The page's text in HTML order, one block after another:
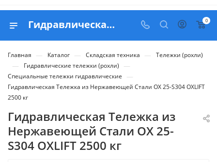
Гидравлическая Тележка из Нержавеющей Стали OX 25-S304 OXLIFT 2500 кг - купить в Belapex 0
Главная — Каталог — Складская техника — Тележки (рохли)
— Гидравлические тележки (рохли) —
Специальные тележки гидравлические —
Гидравлическая Тележка из Нержавеющей Стали OX 25-S304 OXLIFT
2500 кг
Гидравлическая Тележка из
Нержавеющей Стали OX 25-
S304 OXLIFT 2500 кг